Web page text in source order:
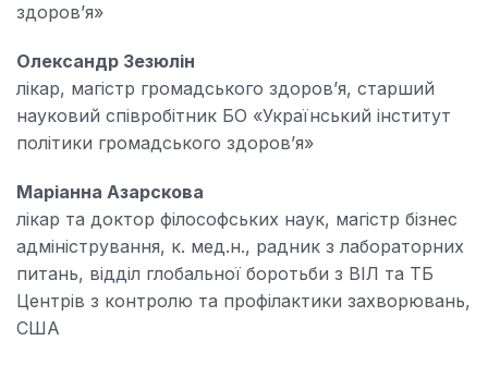
здоров’я»
Олександр Зезюлін
лікар, магістр громадського здоров’я, старший
науковий співробітник БО «Український інститут
політики громадського здоров’я»
Маріанна Азарсковa
лікар та доктор філософських наук, магістр бізнес
адміністрування, к. мед.н., радник з лабораторних
питань, відділ глобальної боротьби з ВІЛ та ТБ
Центрів з контролю та профілактики захворювань,
США